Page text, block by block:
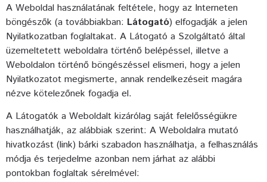
A Weboldal használatának feltétele, hogy az Interneten
böngészők (a továbbiakban: Látogató) elfogadják a jelen
Nyilatkozatban foglaltakat. A Látogató a Szolgáltató által
üzemeltetett weboldalra történő belépéssel, illetve a
Weboldalon történő böngészéssel elismeri, hogy a jelen
Nyilatkozatot megismerte, annak rendelkezéseit magára
nézve kötelezőnek fogadja el.
A Látogatók a Weboldalt kizárólag saját felelősségükre
használhatják, az alábbiak szerint: A Weboldalra mutató
hivatkozást (link) bárki szabadon használhatja, a felhasználás
módja és terjedelme azonban nem járhat az alábbi
pontokban foglaltak sérelmével: